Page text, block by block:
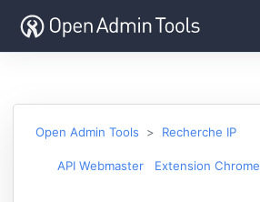
Open Admin Tools Recherche IP
API Webmaster Extension Chrome